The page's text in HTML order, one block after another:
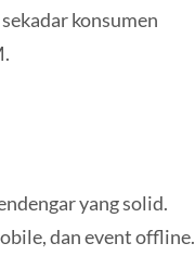
konsumen
yang solid.
dan event offline.